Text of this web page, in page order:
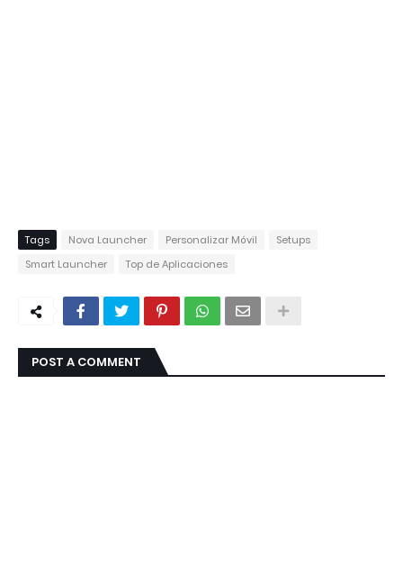
Tags Nova Launcher Personalizar Móvil
Setups
Smart Launcher
Top de Aplicaciones
POST A COMMENT